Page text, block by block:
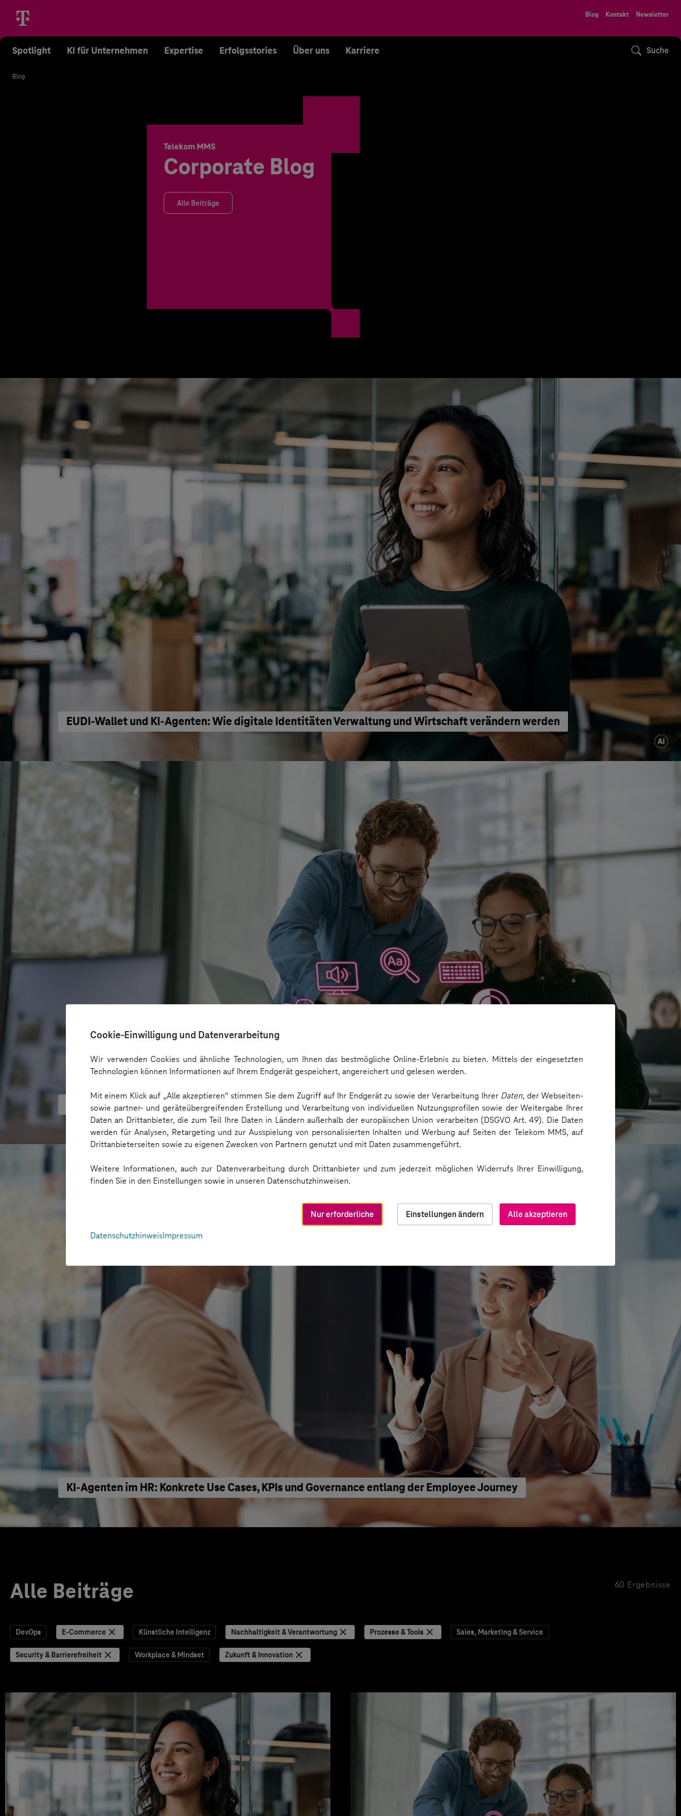
Cookie-Einwilligung und Datenverarbeitung
Wir verwenden Cookies und ähnliche Technologien, um Ihnen das bestmögliche Online-Erlebnis zu bieten. Mittels der eingesetzten
Technologien können Informationen auf Ihrem Endgerät gespeichert, angereichert und gelesen werden.
Mit einem Klick auf „Alle akzeptieren“ stimmen Sie dem Zugriff auf Ihr Endgerät zu sowie der Verarbeitung Ihrer Daten, der Webseiten-
sowie partner- und geräteübergreifenden Erstellung und Verarbeitung von individuellen Nutzungsprofilen sowie der Weitergabe Ihrer
Daten an Drittanbieter, die zum Teil Ihre Daten in Ländern außerhalb der europäischen Union verarbeiten (DSGVO Art. 49). Die Daten
werden für Analysen, Retargeting und zur Ausspielung von personalisierten Inhalten und Werbung auf Seiten der Telekom MMS, auf
Drittanbieterseiten sowie zu eigenen Zwecken von Partnern genutzt und mit Daten zusammengeführt.
Weitere Informationen, auch zur Datenverarbeitung durch Drittanbieter und zum jederzeit möglichen Widerrufs Ihrer Einwilligung,
finden Sie in den Einstellungen sowie in unseren Datenschutzhinweisen.
Alle akzeptieren
Nur erforderliche
Einstellungen ändern
DatenschutzhinweisImpressum
Blog Kontakt Newsletter
Spotlight KI für Unternehmen Expertise Erfolgsstories Über uns Karriere Suche
Blog
Telekom MMS
Corporate Blog
Alle Beiträge
EUDI-Wallet und KI-Agenten: Wie digitale Identitäten Verwaltung und Wirtschaft verändern werden
KI kann Barrieren überbrücken - aber nicht Barrierefreiheit ersetzen
KI‑Agenten im HR: Konkrete Use Cases, KPIs und Governance entlang der Employee Journey
Alle Beiträge 60 Ergebnisse
DevOps E-Commerce Künstliche Intelligenz Nachhaltigkeit & Verantwortung Prozesse & Tools Sales, Marketing & Service
Security & Barrierefreiheit Workplace & Mindset Zukunft & Innovation